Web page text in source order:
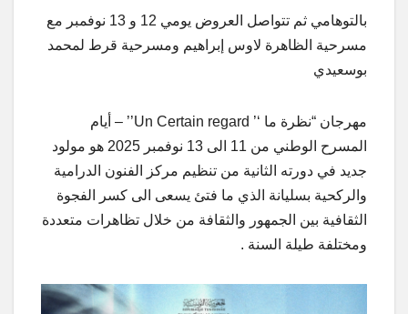
بالتوهامي ثم تتواصل العروض يومي 12 و 13 نوفمبر مع
مسرحية الظاهرة لاوس إبراهيم ومسرحية قرط لمحمد
بوسعيدي
مهرجان “نظرة ما ‘’ Un Certain regard’’ – أيام
المسرح الوطني من 11 الى 13 نوفمبر 2025 هو مولود
جديد في دورته الثانية من تنظيم مركز الفنون الدرامية
والركحية بسليانة الذي ما فتئ يسعى الى كسر الفجوة
الثقافية بين الجمهور والثقافة من خلال تظاهرات متعددة
ومختلفة طيلة السنة .